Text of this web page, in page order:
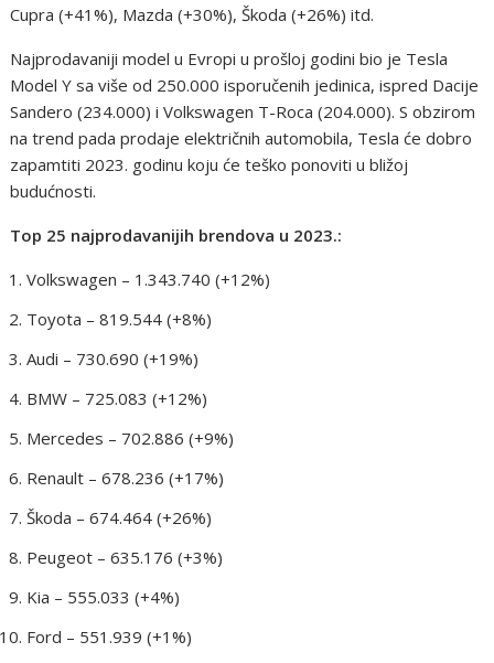
Cupra (+41%), Mazda (+30%), Škoda (+26%) itd.
Najprodavaniji model u Evropi u prošloj godini bio je Tesla
Model Y sa više od 250.000 isporučenih jedinica, ispred Dacije
Sandero (234.000) i Volkswagen T-Roca (204.000). S obzirom
na trend pada prodaje električnih automobila, Tesla će dobro
zapamtiti 2023. godinu koju će teško ponoviti u bližoj
budućnosti.
Top 25 najprodavanijih brendova u 2023.:
Volkswagen – 1.343.740 (+12%)
Toyota – 819.544 (+8%)
Audi – 730.690 (+19%)
BMW – 725.083 (+12%)
Mercedes – 702.886 (+9%)
Renault – 678.236 (+17%)
Škoda – 674.464 (+26%)
Peugeot – 635.176 (+3%)
Kia – 555.033 (+4%)
Ford – 551.939 (+1%)